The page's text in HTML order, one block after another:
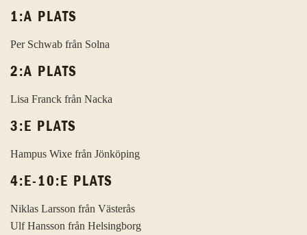
1:A PLATS
Per Schwab från Solna
2:A PLATS
Lisa Franck från Nacka
3:E PLATS
Hampus Wixe från Jönköping
4:E-10:E PLATS
Niklas Larsson från Västerås
Ulf Hansson från Helsingborg